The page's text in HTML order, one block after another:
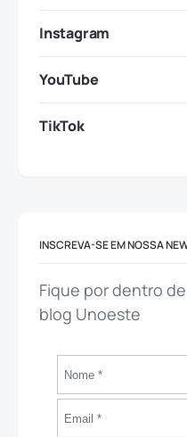
Instagram
YouTube
TikTok
INSCREVA-SE EM NOSSA
Fique por dentro
blog Unoeste